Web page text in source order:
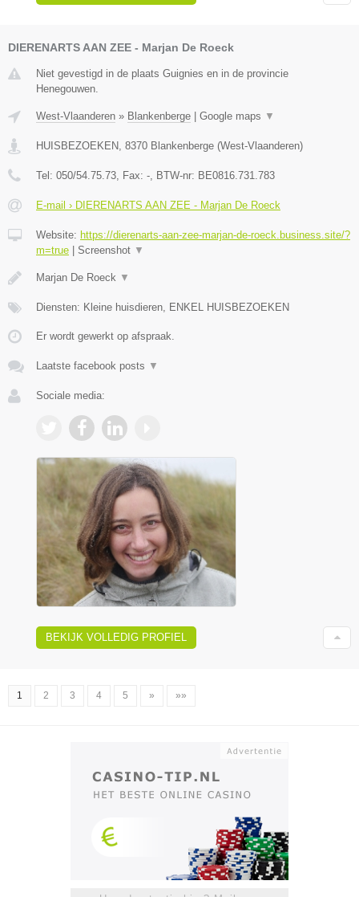
DIERENARTS AAN ZEE - Marjan De Roeck
Niet gevestigd in de plaats Guignies en in de provincie
Henegouwen.
West-Vlaanderen » Blankenberge Google maps ▼
HUISBEZOEKEN 8370 Blankenberge (West-Vlaanderen)
Tel: 050/54.75.73 , Fax: - , BTW-nr: BE0816.731.783
E-mail › DIERENARTS AAN ZEE - Marjan De Roeck
Website: https://dierenarts-aan-zee-marjan-de-roeck.business.site/?
m=true
Screenshot ▼
Marjan De Roeck ▼
Diensten: Kleine huisdieren, ENKEL HUISBEZOEKEN
Er wordt gewerkt op afspraak.
Laatste facebook posts ▼
Sociale media:
BEKIJK VOLLEDIG PROFIEL
1 2 3 4 5 » »»